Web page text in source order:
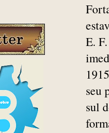
E.
seu
sul